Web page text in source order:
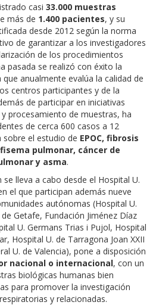
casi 33.000 muestras
más de 1.400 pacientes, y su
desde 2012 según la norma
de garantizar a los investigadores
de los procedimientos
pasada se realizó con éxito la
anualmente evalúa la calidad de
centros participantes y de la
de participar en iniciativas
procesamiento de muestras, ha
de cerca 600 casos a 12
el estudio de EPOC, fibrosis
pulmonar, cáncer de
y asma.
lleva a cabo desde el Hospital U.
el que participan además nueve
autónomas (Hospital U.
Getafe, Fundación Jiménez Díaz
U. Germans Trias i Pujol, Hospital
Hospital U. de Tarragona Joan XXII
U. de Valencia), pone a disposición
nacional o internacional, con un
biológicas humanas bien
para promover la investigación
y relacionadas.